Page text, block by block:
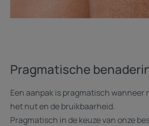
Pragmatische
Een aanpak is pragmatisch wanneer
het nut en de bruikbaarheid.
Pragmatisch in de keuze van onze